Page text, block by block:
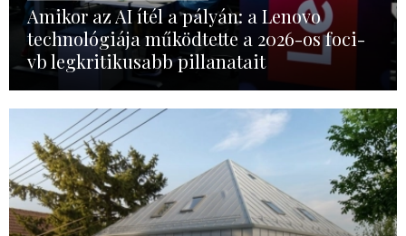
Amikor az AI ítél a pályán: a Lenovo
technológiája működtette a 2026-os foci-
vb legkritikusabb pillanatait